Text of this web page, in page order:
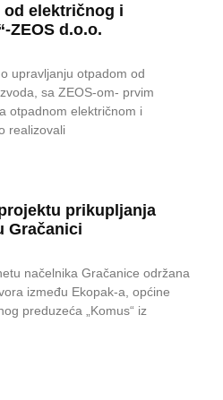
od električnog i
ZEOS d.o.o.
upravljanju otpadom od
sa ZEOS-om- prvim
otpadnom električnom i
realizovali
prikupljanja
Gračanici
načelnika Gračanice održana
između Ekopak-a, općine
preduzeća „Komus“ iz